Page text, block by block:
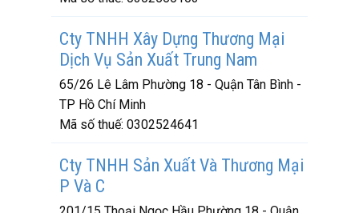
Cty TNHH Xây Dựng Thương Mại
Dịch Vụ Sản Xuất Trung Nam
65/26 Lê Lâm Phường 18 - Quận Tân Bình -
TP Hồ Chí Minh
Mã số thuế: 0302524641
Cty TNHH Sản Xuất Và Thương Mại
P Và C